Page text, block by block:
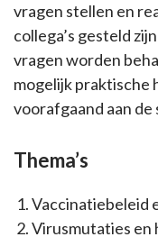
vragen stellen en
collega’s gesteld
vragen worden
mogelijk praktische
voorafgaand aan
Thema’s
Vaccinatiebeleid
Virusmutaties en